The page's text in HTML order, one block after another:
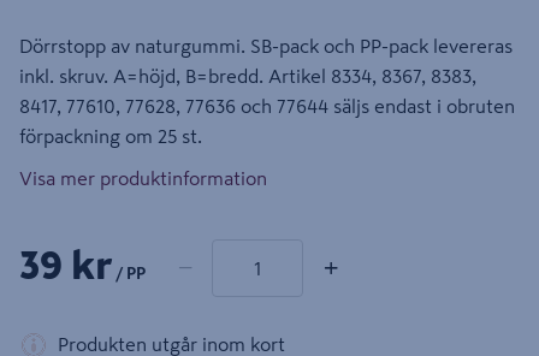
Dörrstopp av naturgummi. SB-pack och PP-pack levereras
inkl. skruv. A=höjd, B=bredd. Artikel 8334, 8367, 8383,
8417, 77610, 77628, 77636 och 77644 säljs endast i obruten
förpackning om 25 st.
Visa mer produktinformation
39 kr / PP − +
Produkten utgår inom kort